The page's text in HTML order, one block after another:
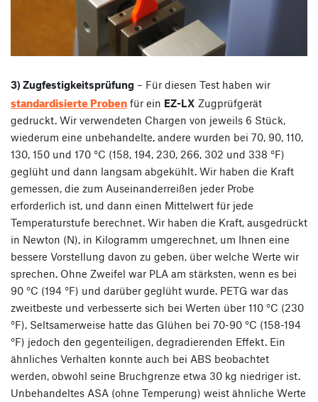
3) Zugfestigkeitsprüfung – Für diesen Test haben wir
standardisierte Proben für ein EZ-LX Zugprüfgerät
gedruckt. Wir verwendeten Chargen von jeweils 6 Stück,
wiederum eine unbehandelte, andere wurden bei 70, 90, 110,
130, 150 und 170 °C (158, 194, 230, 266, 302 und 338 °F)
geglüht und dann langsam abgekühlt. Wir haben die Kraft
gemessen, die zum Auseinanderreißen jeder Probe
erforderlich ist, und dann einen Mittelwert für jede
Temperaturstufe berechnet. Wir haben die Kraft, ausgedrückt
in Newton (N), in Kilogramm umgerechnet, um Ihnen eine
bessere Vorstellung davon zu geben, über welche Werte wir
sprechen. Ohne Zweifel war PLA am stärksten, wenn es bei
90 °C (194 °F) und darüber geglüht wurde. PETG war das
zweitbeste und verbesserte sich bei Werten über 110 °C (230
°F). Seltsamerweise hatte das Glühen bei 70-90 °C (158-194
°F) jedoch den gegenteiligen, degradierenden Effekt. Ein
ähnliches Verhalten konnte auch bei ABS beobachtet
werden, obwohl seine Bruchgrenze etwa 30 kg niedriger ist.
Unbehandeltes ASA (ohne Temperung) weist ähnliche Werte